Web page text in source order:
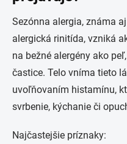
Sezónna alergia, známa
alergická rinitída, vzniká
na bežné alergény ako
častice. Telo vníma tieto
uvoľňovaním histamínu,
svrbenie, kýchanie či
Najčastejšie príznaky: